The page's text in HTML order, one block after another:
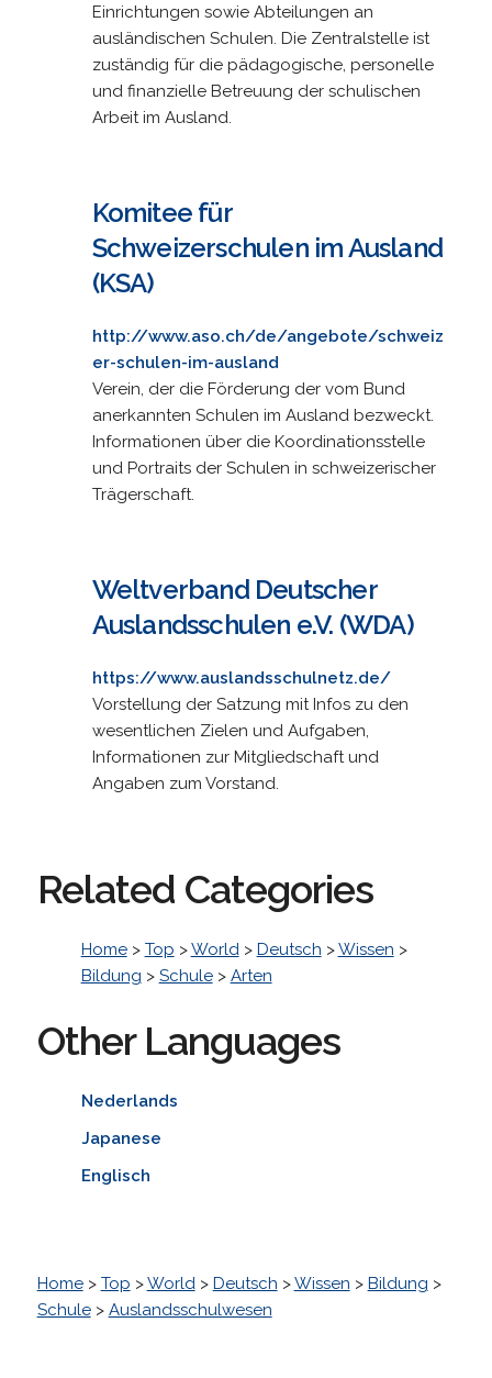
Einrichtungen sowie Abteilungen an
ausländischen Schulen. Die Zentralstelle ist
zuständig für die pädagogische, personelle
und finanzielle Betreuung der schulischen
Arbeit im Ausland.
Komitee für
Schweizerschulen im Ausland
(KSA)
http://www.aso.ch/de/angebote/schweiz
er-schulen-im-ausland
Verein, der die Förderung der vom Bund
anerkannten Schulen im Ausland bezweckt.
Informationen über die Koordinationsstelle
und Portraits der Schulen in schweizerischer
Trägerschaft.
Weltverband Deutscher
Auslandsschulen e.V. (WDA)
https://www.auslandsschulnetz.de/
Vorstellung der Satzung mit Infos zu den
wesentlichen Zielen und Aufgaben,
Informationen zur Mitgliedschaft und
Angaben zum Vorstand.
Related Categories
Home> Top >World> Deutsch >Wissen >
Bildung > Schule> Arten
Other Languages
Nederlands
Japanese
Englisch
Home> Top >World> Deutsch >Wissen > Bildung >
Schule> Auslandsschulwesen